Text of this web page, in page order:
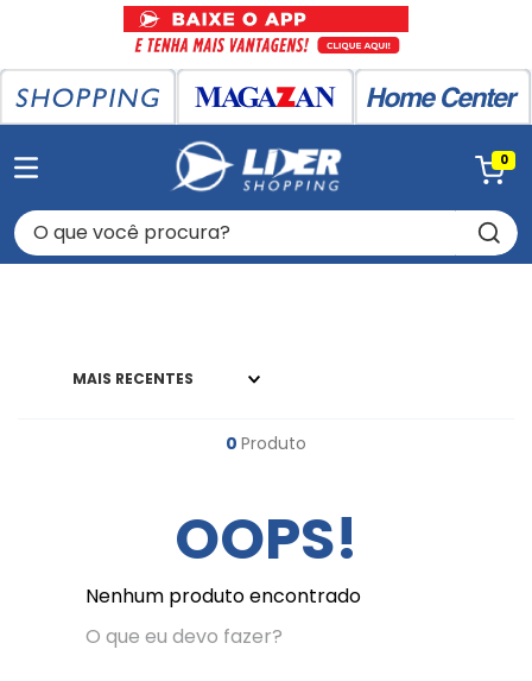
0
O que você procura?
MAIS RECENTES
0 Produto
OOPS!
Nenhum produto encontrado
O que eu devo fazer?